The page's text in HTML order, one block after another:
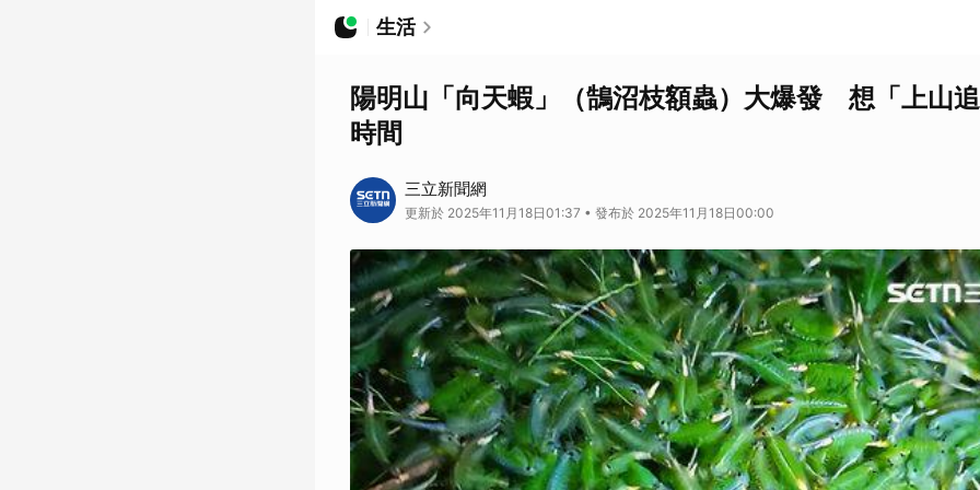
生活
陽明山「向天蝦」（鵠沼枝額蟲）大爆發 想「上山
時間
三立新聞網
更新於 2025年11月18日01:37 • 發布於 2025年11月18日00:00